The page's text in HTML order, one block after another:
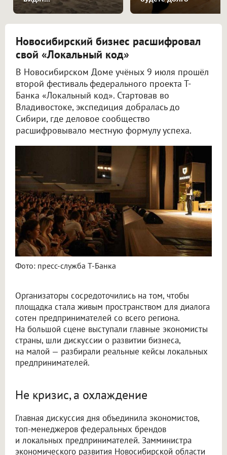
Новосибирский бизнес расшифровал
свой «Локальный код»
В Новосибирском Доме учёных 9 июля прошёл
второй фестиваль федерального проекта Т-
Банка «Локальный код». Стартовав во
Владивостоке, экспедиция добралась до
Сибири, где деловое сообщество
расшифровывало местную формулу успеха.
Фото: пресс-служба Т-Банка
Организаторы сосредоточились на том, чтобы
площадка стала живым пространством для диалога
сотен предпринимателей со всего региона.
На большой сцене выступали главные экономисты
страны, шли дискуссии о развитии бизнеса,
на малой — разбирали реальные кейсы локальных
предпринимателей.
Не кризис, а охлаждение
Главная дискуссия дня объединила экономистов,
топ-менеджеров федеральных брендов
и локальных предпринимателей. Замминистра
экономического развития Новосибирской области